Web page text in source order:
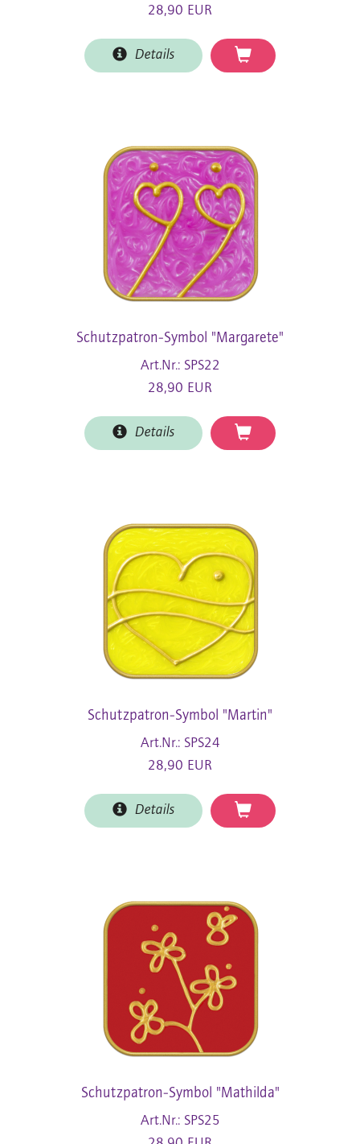
28,90 EUR
Details
Schutzpatron-Symbol "Margarete"
Art.Nr.: SPS22
28,90 EUR
Details
Schutzpatron-Symbol "Martin"
Art.Nr.: SPS24
28,90 EUR
Details
Schutzpatron-Symbol "Mathilda"
Art.Nr.: SPS25